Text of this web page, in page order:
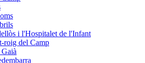
i l'Hospitalet de l'Infant
roig del Camp